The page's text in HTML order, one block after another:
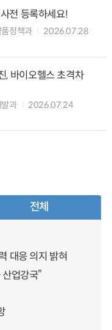
전 등록하세요!
정책과
2026.07.28
, 바이오헬스 초격차
과
2026.07.24
전체
대응 의지 밝혀
업강국”